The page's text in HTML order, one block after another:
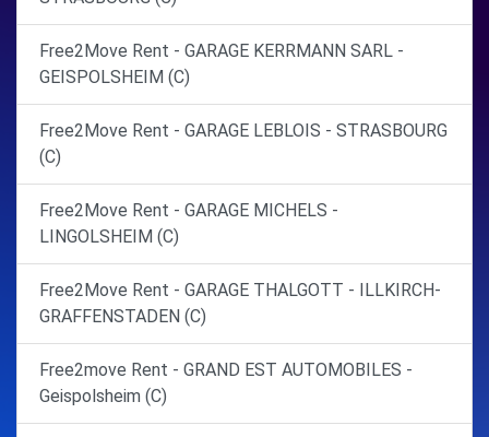
Free2Move Rent - GARAGE KERRMANN SARL -
GEISPOLSHEIM (C)
Free2Move Rent - GARAGE LEBLOIS - STRASBOURG
(C)
Free2Move Rent - GARAGE MICHELS -
LINGOLSHEIM (C)
Free2Move Rent - GARAGE THALGOTT - ILLKIRCH-
GRAFFENSTADEN (C)
Free2move Rent - GRAND EST AUTOMOBILES -
Geispolsheim (C)